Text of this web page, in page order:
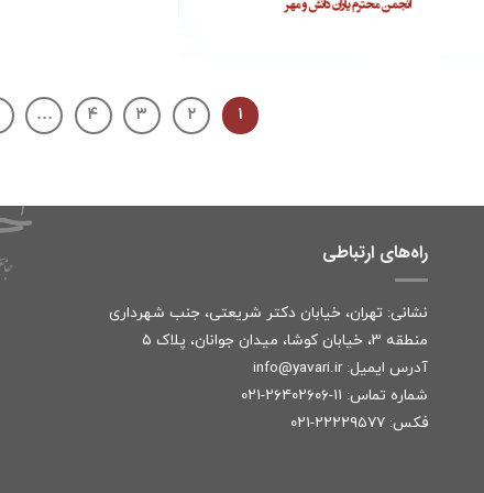
۱ ۲ ۳ ۴ …
راه‌های ارتباطی
نشانی: تهران، خیابان دکتر شریعتی، جنب شهرداری
منطقه ۳، خیابان کوشا، میدان جوانان، پلاک ۵
آدرس ایمیل: info@yavari.ir
شماره تماس: ۱۱-۲۶۴۰۲۶۰۶-۰۲۱
فکس: ۲۲۲۲۹۵۷۷-۰۲۱